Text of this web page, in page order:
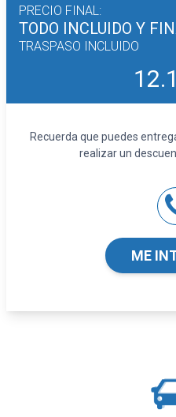
Control remoto de
Regulación de los
oscuridad
Sensores de
sensor
Cuatro frenos de
ABS
Airbag lateral de
Airbag frontal del
Airbags laterales
Reposacabezas en
reposacabezas en
lluvia
Equipamiento
modelo. Para detalle,
PRECIO FINAL:
TODO INCLUIDO Y
TRASPASO INCLUIDO
Recuerda que puedes
realizar un
ME